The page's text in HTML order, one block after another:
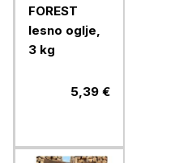
FOREST
lesno oglje,
3 kg
5,39 €